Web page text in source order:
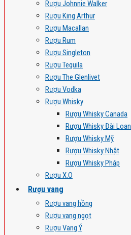
Rượu Johnnie Walker
Rượu King Arthur
Rượu Macallan
Rượu Rum
Rượu Singleton
Rượu Tequila
Rượu The Glenlivet
Rượu Vodka
Rượu Whisky
Rượu Whisky Canada
Rượu Whisky Đài Loan
Rượu Whisky Mỹ
Rượu Whisky Nhật
Rượu Whisky Pháp
Rượu X.O
Rượu vang
Rượu vang hồng
Rượu vang ngọt
Rượu Vang Ý